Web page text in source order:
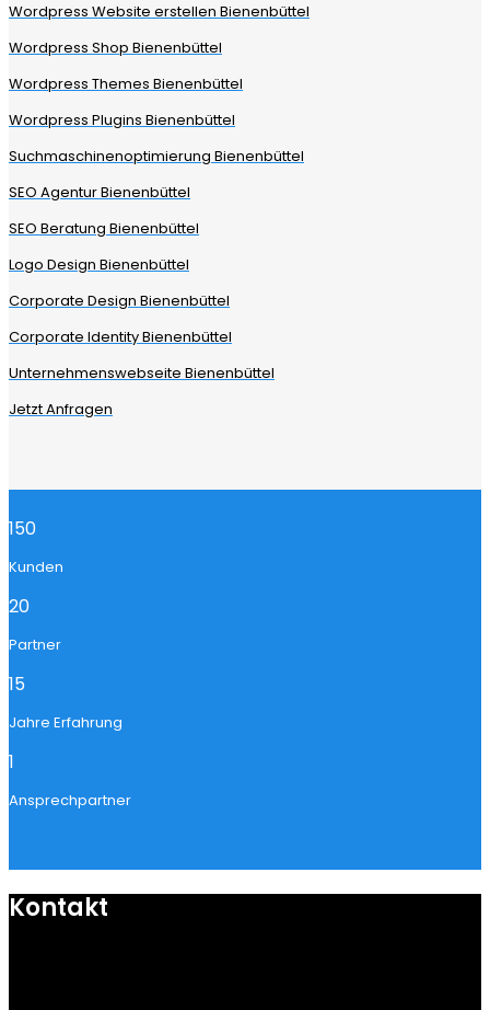
Wordpress Website erstellen Bienenbüttel
Wordpress Shop Bienenbüttel
Wordpress Themes Bienenbüttel
Wordpress Plugins Bienenbüttel
Suchmaschinenoptimierung Bienenbüttel
SEO Agentur Bienenbüttel
SEO Beratung Bienenbüttel
Logo Design Bienenbüttel
Corporate Design Bienenbüttel
Corporate Identity Bienenbüttel
Unternehmenswebseite Bienenbüttel
Jetzt Anfragen
150
Kunden
20
Partner
15
Jahre Erfahrung
1
Ansprechpartner
Kontakt